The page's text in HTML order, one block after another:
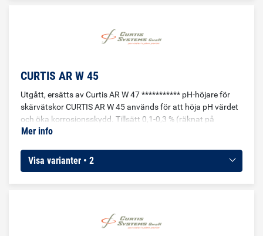
CURTIS AR W 45
Utgått, ersätts av Curtis AR W 47 *********** pH-höjare för
skärvätskor CURTIS AR W 45 används för att höja pH värdet
och öka korrosionsskydd. Tillsätt 0,1-0,3 % (räknat på
volym).
Mer info
Visa varianter • 2